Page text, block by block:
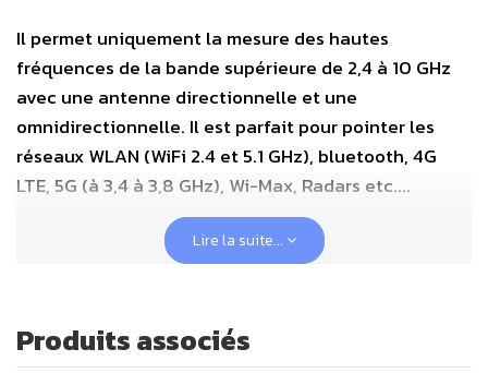
Il permet uniquement la mesure des hautes
fréquences de la bande supérieure de 2,4 à 10 GHz
avec une antenne directionnelle et une
omnidirectionnelle. Il est parfait pour pointer les
réseaux WLAN (WiFi 2.4 et 5.1 GHz), bluetooth, 4G
LTE, 5G (à 3,4 à 3,8 GHz), Wi-Max, Radars etc....
Son usage est le même que le modèle professionnel
HFE59B (avec une analyse d'une bande de fréquence de
dans les fréquences complémentaires supérieures, de 2,4
jusqu'à 10 GHz. Cet appareil permet de réaliser une
Lire la suite...
Produits associés